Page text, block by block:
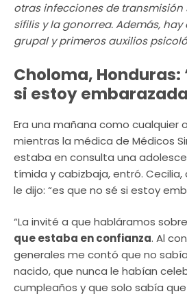
otras infecciones de transmisión
sífilis y la gonorrea. Además,
grupal y primeros auxilios
Choloma, Honduras:
si estoy
Era una mañana como cualquier
mientras la médica de Médicos
estaba en consulta una
tímida y cabizbaja, entró. Cecilia,
le dijo: “es que no sé si estoy
“La invité a que habláramos
que estaba en confianza. Al
generales me contó que no
nacido, que nunca le habían
cumpleaños y que solo sabía